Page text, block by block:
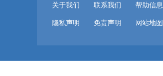
关于我们 联系我们 帮助信息
隐私声明 免责声明 网站地图